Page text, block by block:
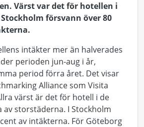
Värst var det för hotellen i
försvann över 80
intäkter mer än halverades
perioden jun-aug i år,
period förra året. Det visar
Alliance som Visita
värst är det för hotell i de
av storstäderna. I Stockholm
av intäkterna. För Göteborg